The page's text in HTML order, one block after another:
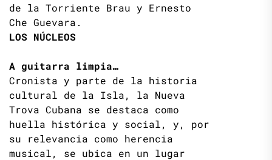
de la Torriente Brau y Ernesto
Che Guevara.
LOS NÚCLEOS
A guitarra limpia…
Cronista y parte de la historia
cultural de la Isla, la Nueva
Trova Cubana se destaca como
huella histórica y social, y, por
su relevancia como herencia
musical, se ubica en un lugar